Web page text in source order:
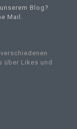
Blog?
Mail
über Likes und